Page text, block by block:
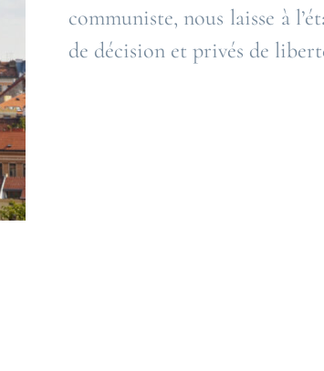
communiste, nous laisse à
de décision et privés de